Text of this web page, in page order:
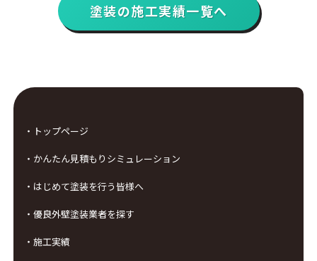
塗装の施工実績一覧へ
・トップページ
・かんたん見積もりシミュレーション
・はじめて塗装を行う皆様へ
・優良外壁塗装業者を探す
・施工実績